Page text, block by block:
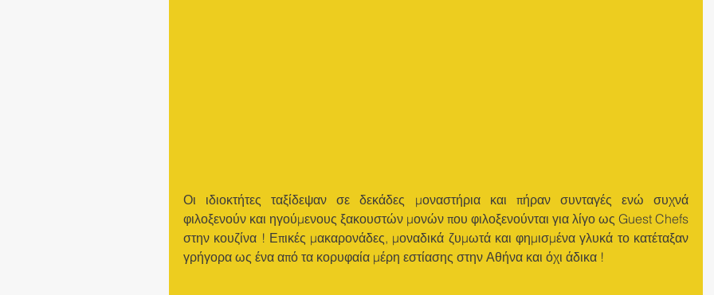
Οι ιδιοκτήτες ταξίδεψαν σε δεκάδες μοναστήρια και πήραν συνταγές ενώ συχνά
φιλοξενούν και ηγούμενους ξακουστών μονών που φιλοξενούνται για λίγο ως Guest Chefs
στην κουζίνα ! Επικές μακαρονάδες, μοναδικά ζυμωτά και φημισμένα γλυκά το κατέταξαν
γρήγορα ως ένα από τα κορυφαία μέρη εστίασης στην Αθήνα και όχι άδικα !